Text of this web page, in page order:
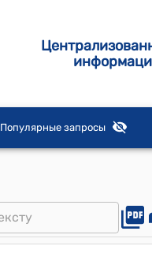
Популярные запросы